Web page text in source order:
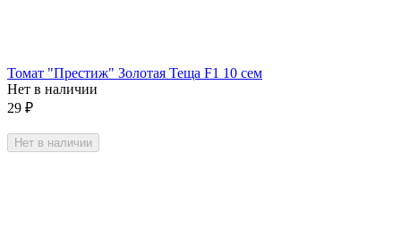
Томат "Престиж" Золотая Теща F1 10 сем
Нет в наличии
29 ₽
Нет в наличии